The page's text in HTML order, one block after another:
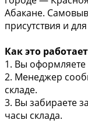
Абакане.
присутствия и
Как это
1. Вы оформляете
2. Менеджер
складе.
3. Вы забираете
часы склада.